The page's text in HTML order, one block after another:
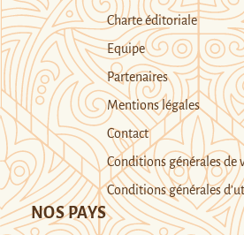
Charte éditoriale
Equipe
Partenaires
Mentions légales
Contact
Conditions générales de
Conditions générales
NOS PAYS